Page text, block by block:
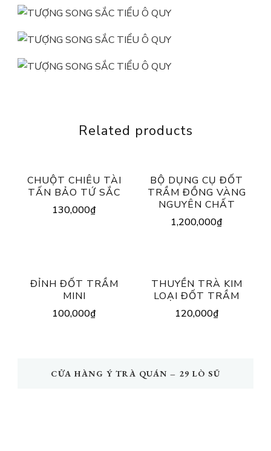
Related products
CHUỘT CHIÊU TÀI
TẤN BẢO TỨ SẮC
130,000₫
BỘ DỤNG CỤ ĐỐT
TRẦM ĐỒNG VÀNG
NGUYÊN CHẤT
1,200,000₫
ĐỈNH ĐỐT TRẦM
MINI
100,000₫
THUYỀN TRÀ KIM
LOẠI ĐỐT TRẦM
120,000₫
CỬA HÀNG Ý TRÀ QUÁN – 29 LÒ SŨ